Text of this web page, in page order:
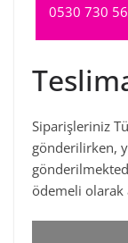
0530 730
Siparişleriniz
gönderilirken,
ödemeli olarak